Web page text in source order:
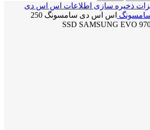
ذخیره سازی اطلاعات اس اس دی
اس اس دی سامسونگ 250